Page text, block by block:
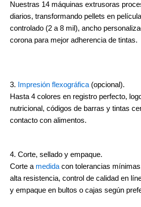
Nuestras 14 máquinas extrusoras
diarios, transformando pellets en
controlado (2 a 8 mil), ancho
corona para mejor adherencia de tintas.
3. Impresión flexográfica (opcional).
Hasta 4 colores en registro perfecto,
nutricional, códigos de barras y tintas
contacto con alimentos.
4. Corte, sellado y empaque.
Corte a medidacon tolerancias
alta resistencia, control de calidad en
y empaque en bultos o cajas según